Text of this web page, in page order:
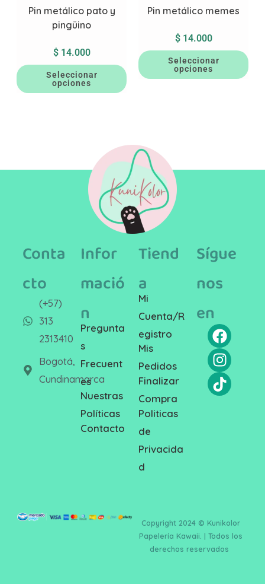
Pin metálico pato y
pingüino
$14.000
Seleccionar
opciones
Pin metálico memes
$14.000
Seleccionar
opciones
Conta
cto
(+57)
313
2313410
Bogotá,
Cundinamarca
Infor
mació
n
Pregunta
s
Frecuent
es
Nuestras
Políticas
Contacto
Tiend
a
Mi
Cuenta/R
egistro
Mis
Pedidos
Finalizar
Compra
Politicas
de
Privacida
d
Sígue
nos
en
Copyright 2024 © Kunikolor
Papelería Kawaii. | Todos los
derechos reservados